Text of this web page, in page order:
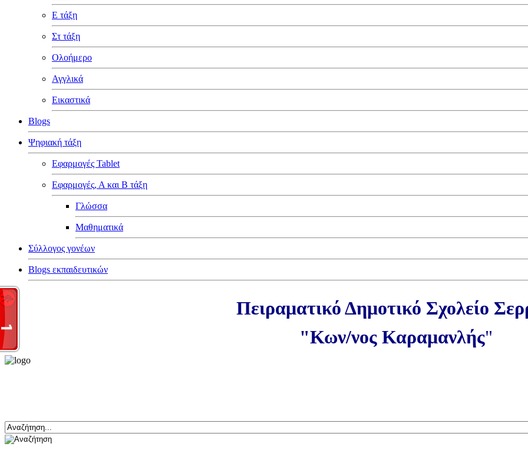
Ε τάξη
Στ τάξη
Ολοήμερο
Αγγλικά
Εικαστικά
Blogs
Ψηφιακή τάξη
Εφαρμογές Tablet
Εφαρμογές, Α και Β τάξη
Γλώσσα
Μαθηματικά
Σύλλογος γονέων
Blogs εκπαιδευτικών
Πειραματικό Δημοτικό Σχολείο
"Κων/νος Καραμανλής"